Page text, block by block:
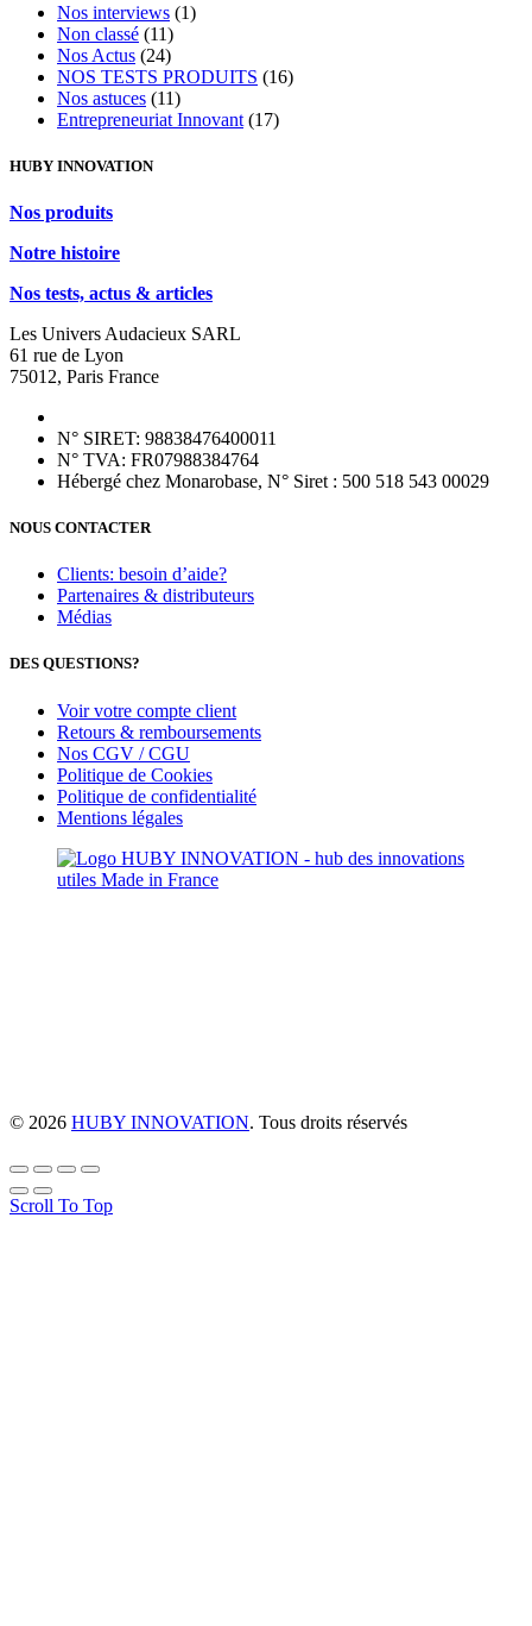
Nos interviews (1)
Non classé (11)
Nos Actus (24)
NOS TESTS PRODUITS (16)
Nos astuces (11)
Entrepreneuriat Innovant (17)
HUBY INNOVATION
Nos produits
Notre histoire
Nos tests, actus & articles
Les Univers Audacieux SARL
61 rue de Lyon
75012, Paris France
N° SIRET: 98838476400011
N° TVA: FR07988384764
Hébergé chez Monarobase, N° Siret : 500 518 543 00029
NOUS CONTACTER
Clients: besoin d’aide?
Partenaires & distributeurs
Médias
DES QUESTIONS?
Voir votre compte client
Retours & remboursements
Nos CGV / CGU
Politique de Cookies
Politique de confidentialité
Mentions légales
© 2026 HUBY INNOVATION. Tous droits réservés
Scroll To Top